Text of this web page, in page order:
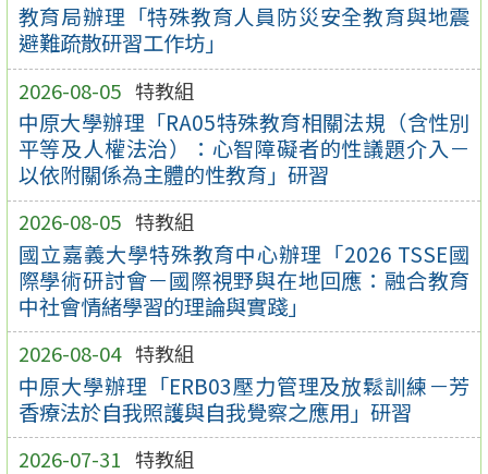
教育局辦理「特殊教育人員防災安全教育與地震
避難疏散研習工作坊」
2026-08-05 特教組
中原大學辦理「RA05特殊教育相關法規（含性別
平等及人權法治）：心智障礙者的性議題介入－
以依附關係為主體的性教育」研習
2026-08-05 特教組
國立嘉義大學特殊教育中心辦理「2026 TSSE國
際學術研討會－國際視野與在地回應：融合教育
中社會情緒學習的理論與實踐」
2026-08-04 特教組
中原大學辦理「ERB03壓力管理及放鬆訓練－芳
香療法於自我照護與自我覺察之應用」研習
2026-07-31 特教組